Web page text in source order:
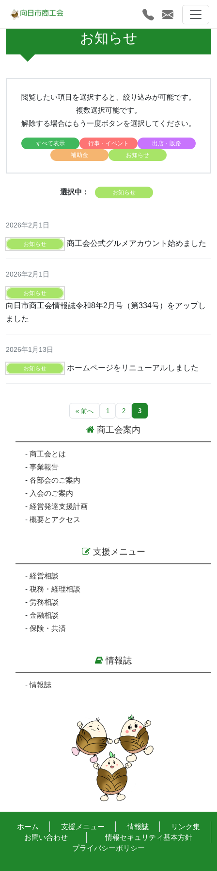
商工会案内
- 商工会とは
- 事業報告
- 各部会のご案内
- 入会のご案内
- 経営発達支援計画
- 概要とアクセス
支援メニュー
- 経営相談
- 税務・経理相談
- 労務相談
- 金融相談
- 保険・共済
情報誌
-情報誌
お知らせ
閲覧したい項目を選択すると、絞り込みが可能です。
複数選択可能です。
解除する場合はもう一度ボタンを選択してください。
すべて表示 行事・イベント
出店・販路
補助金
お知らせ
選択中： お知らせ
2026年2月1日
お知らせ 商工会公式グルメアカウント始めました
2026年2月1日
お知らせ
向日市商工会情報誌令和8年2月号（第334号）をアップし
ました
2026年1月13日
お知らせ ホームページをリニューアルしました
« 前へ 1 2 3
ホーム 支援メニュー 情報誌
リンク集
お問い合わせ
情報セキュリティ基本方針
プライバシーポリシー